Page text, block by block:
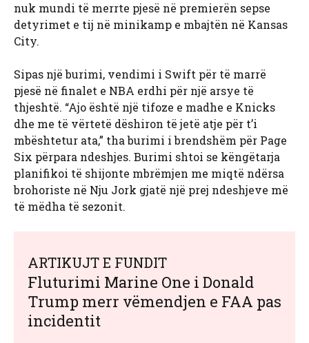
nuk mundi të merrte pjesë në premierën sepse
detyrimet e tij në minikamp e mbajtën në Kansas
City.
Sipas një burimi, vendimi i Swift për të marrë
pjesë në finalet e NBA erdhi për një arsye të
thjeshtë. “Ajo është një tifoze e madhe e Knicks
dhe me të vërtetë dëshiron të jetë atje për t’i
mbështetur ata,” tha burimi i brendshëm për Page
Six përpara ndeshjes. Burimi shtoi se këngëtarja
planifikoi të shijonte mbrëmjen me miqtë ndërsa
brohoriste në Nju Jork gjatë një prej ndeshjeve më
të mëdha të sezonit.
ARTIKUJT E FUNDIT
Fluturimi Marine One i Donald
Trump merr vëmendjen e FAA pas
incidentit